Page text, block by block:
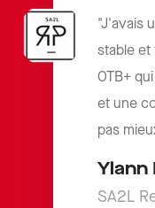
"J'avais
stable et
OTB+
et une
pas
Ylann
SA2L